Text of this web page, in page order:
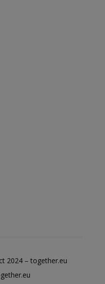
2024 – together.eu